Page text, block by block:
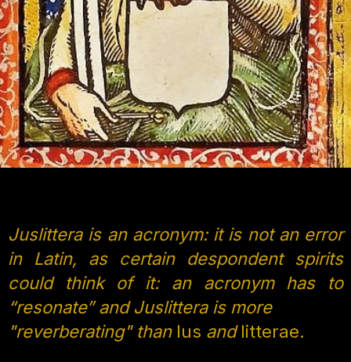
Juslittera is an acronym: it is not an error
in Latin, as certain despondent spirits
could think of it: an acronym has to
“resonate” and Juslittera is more
"reverberating" than Ius andlitterae.